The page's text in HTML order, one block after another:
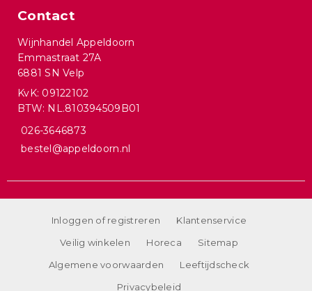
Contact
Wijnhandel Appeldoorn
Emmastraat 27A
6881 SN Velp
KvK: 09122102
BTW: NL.810394509B01
026-3646873
bestel@appeldoorn.nl
Inloggen of registreren
Klantenservice
Veilig winkelen
Horeca
Sitemap
Algemene voorwaarden
Leeftijdscheck
Privacybeleid